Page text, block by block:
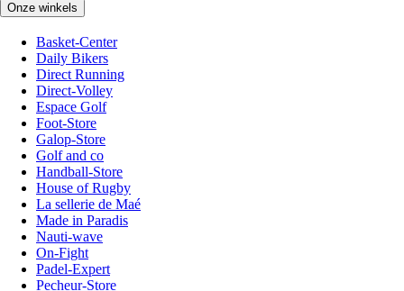
Onze winkels
Basket-Center
Daily Bikers
Direct Running
Direct-Volley
Espace Golf
Foot-Store
Galop-Store
Golf and co
Handball-Store
House of Rugby
La sellerie de Maé
Made in Paradis
Nauti-wave
On-Fight
Padel-Expert
Pecheur-Store